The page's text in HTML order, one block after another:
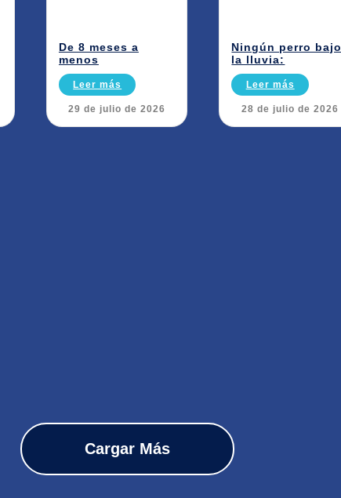
De 8 meses a
menos
Leer más
29 de julio de 2026
Ningún perro bajo
la lluvia:
Leer más
28 de julio de 2026
Cargar Más